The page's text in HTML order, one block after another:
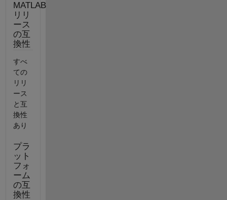
MATLAB
リリ
ース
の互
換性
すべ
ての
リリ
ース
と互
換性
あり
プラ
ット
フォ
ーム
の互
換性